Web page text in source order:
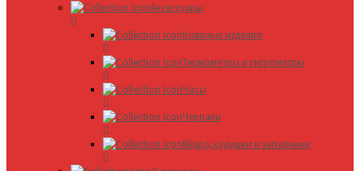
Аксессуары
Кованые изделия
Термометры и гигрометры
Часы
Черпаки
Вёдра,кадушки и запарники